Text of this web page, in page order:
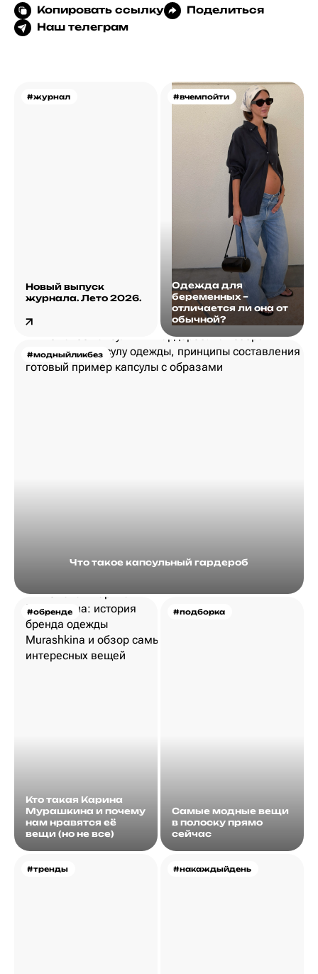
Копировать ссылку
Поделиться
Наш телеграм
#журнал
Новый выпуск
журнала. Лето 2026.
#вчемпойти
Одежда для
беременных –
отличается ли она от
обычной?
#модныйликбез
Что такое капсульный гардероб
#обренде
Кто такая Карина
Мурашкина и почему
нам нравятся её
вещи (но не все)
#подборка
Самые модные вещи
в полоску прямо
сейчас
#тренды #накаждыйдень